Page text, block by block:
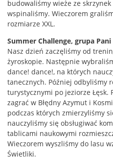
budowaliśmy wieże ze
wspinaliśmy. Wieczorem
rozmiarze XXL.
Summer Challenge, grupa
Nasz dzień zaczęliśmy od
żyroskopie. Następnie
dance! dance!, na których
tanecznych. Później odbyliśmy
turystycznymi po jeziorze Łęsk.
zagrać w Błędny Azymut i
podczas których zmierzyliśmy
nauczyliśmy się obsługiwać
tablicami naukowymi
Wieczorem wyszliśmy do lasu
Świetliki.